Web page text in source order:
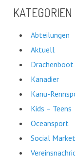
KATEGORIEN
Abteilungen
Aktuell
Drachenboot
Kanadier
Kanu-
Kids – Teens
Oceansport
Social